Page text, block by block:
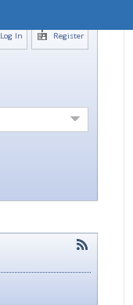
Register
Log In